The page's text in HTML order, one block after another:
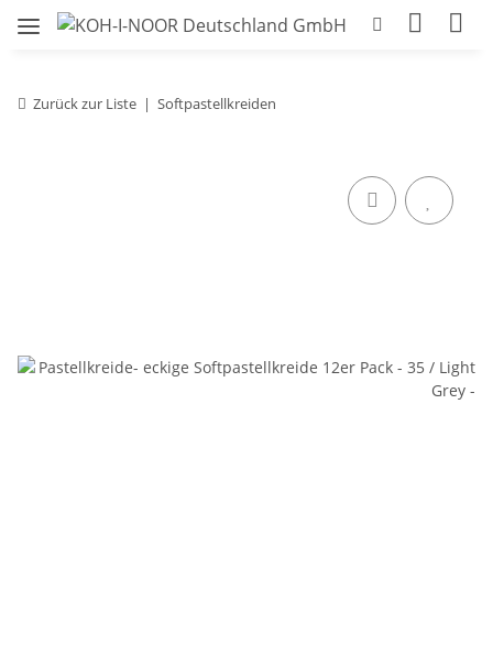
Zurück zur Liste Softpastellkreiden